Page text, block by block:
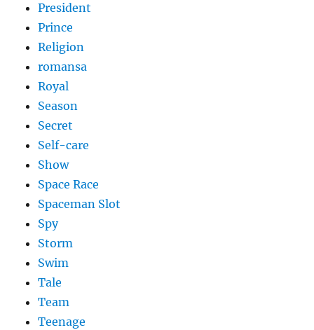
President
Prince
Religion
romansa
Royal
Season
Secret
Self-care
Show
Space Race
Spaceman Slot
Spy
Storm
Swim
Tale
Team
Teenage